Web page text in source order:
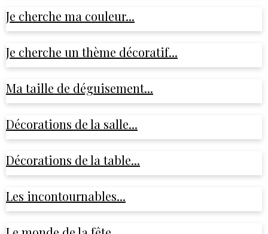
Je cherche ma couleur...
Je cherche un thème décoratif...
Ma taille de déguisement...
Décorations de la salle...
Décorations de la table...
Les incontournables...